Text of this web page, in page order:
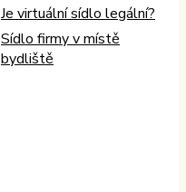
Je virtuální sídlo legální?
Sídlo firmy v místě
bydliště